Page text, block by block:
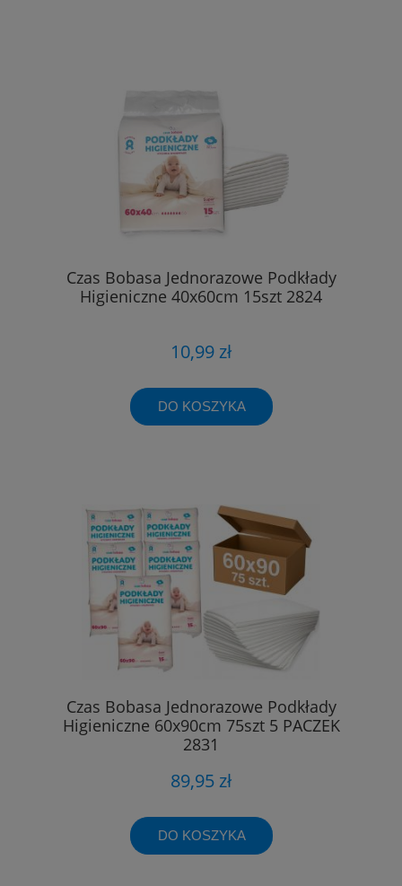
Czas Bobasa Jednorazowe Podkłady
Higieniczne 40x60cm 15szt 2824
10,99 zł
DO KOSZYKA
Czas Bobasa Jednorazowe Podkłady
Higieniczne 60x90cm 75szt 5 PACZEK
2831
89,95 zł
DO KOSZYKA